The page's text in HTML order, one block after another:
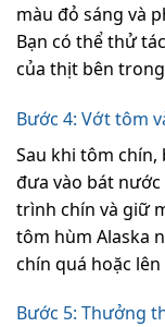
màu đỏ sáng và
Bạn có thể thử
của thịt bên
Bước 4: Vớt tôm
Sau khi tôm
đưa vào bát
trình chín và giữ
tôm hùm Alaska
chín quá hoặc
Bước 5: Thưởng